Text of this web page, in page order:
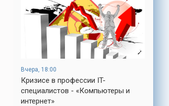
Вчера, 18:00
Кризисе в профессии IT-
специалистов - «Компьютеры и
интернет»